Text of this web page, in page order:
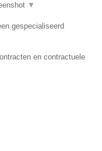
▼
gespecialiseerd
en contractuele